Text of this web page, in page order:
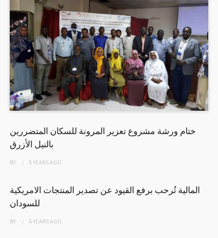
ختام ورشة مشروع تعزير المرونة للسكان المتضررين
بالنيل الأزرق
BY 5 YEARSAGO
المالية تُرحب برفع القيود عن تصدير المنتجات الامريكية
للسودان
BY 6 YEARSAGO